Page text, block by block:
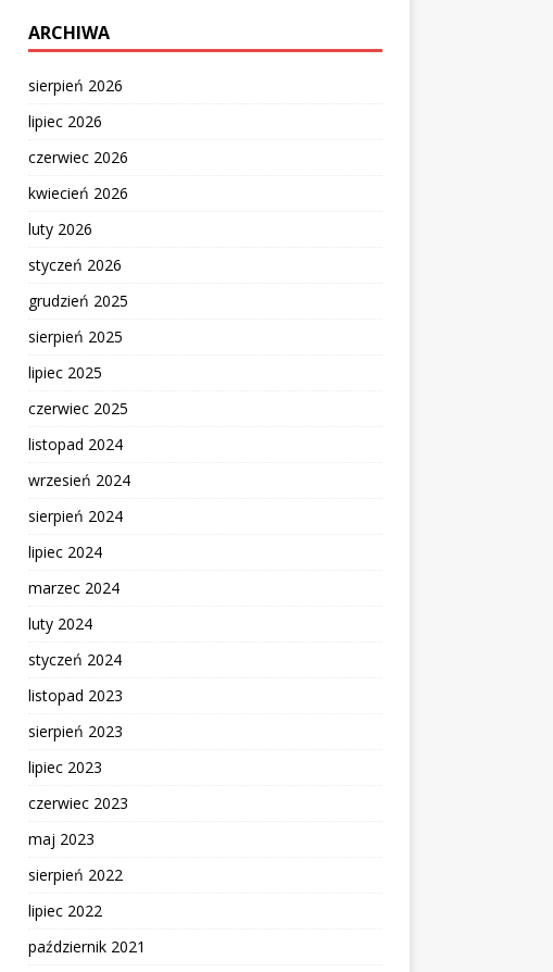
ARCHIWA
sierpień 2026
lipiec 2026
czerwiec 2026
kwiecień 2026
luty 2026
styczeń 2026
grudzień 2025
sierpień 2025
lipiec 2025
czerwiec 2025
listopad 2024
wrzesień 2024
sierpień 2024
lipiec 2024
marzec 2024
luty 2024
styczeń 2024
listopad 2023
sierpień 2023
lipiec 2023
czerwiec 2023
maj 2023
sierpień 2022
lipiec 2022
październik 2021